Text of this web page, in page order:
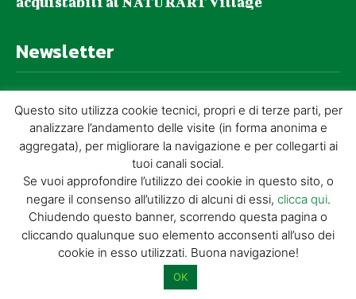
Newsletter
Acconsento al trattamento dei miei dati personali per l’invio di
materiale informativo e promozionale tramite il servizio di
newsletter
Dimostra di essere umano selezionandocuore.
Questo sito utilizza cookie tecnici, propri e di terze parti, per
analizzare l’andamento delle visite (in forma anonima e
aggregata), per migliorare la navigazione e per collegarti ai
tuoi canali social.
Se vuoi approfondire l’utilizzo dei cookie in questo sito, o
negare il consenso all’utilizzo di alcuni di essi, clicca qui.
Chiudendo questo banner, scorrendo questa pagina o
cliccando qualunque suo elemento acconsenti all’uso dei
cookie in esso utilizzati. Buona navigazione!
OK